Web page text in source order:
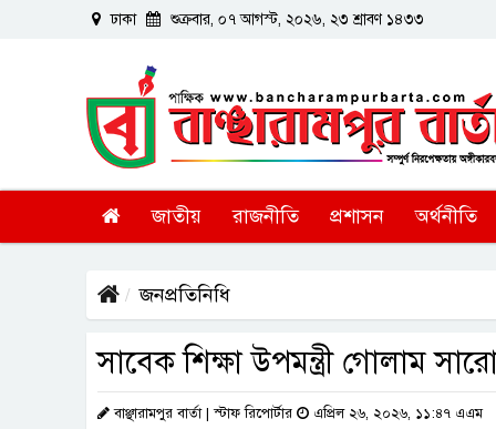
ঢাকা শুক্রবার, ০৭ আগস্ট, ২০২৬, ২৩ শ্রাবণ ১৪৩৩
জাতীয় রাজনীতি প্রশাসন অর্থনীতি
জনপ্রতিনিধি
সাবেক শিক্ষা উপমন্ত্রী গোলাম
বাঞ্ছারামপুর বার্তা | স্টাফ রিপোর্টার এপ্রিল ২৬, ২০২৬, ১১:৪৭ এএম